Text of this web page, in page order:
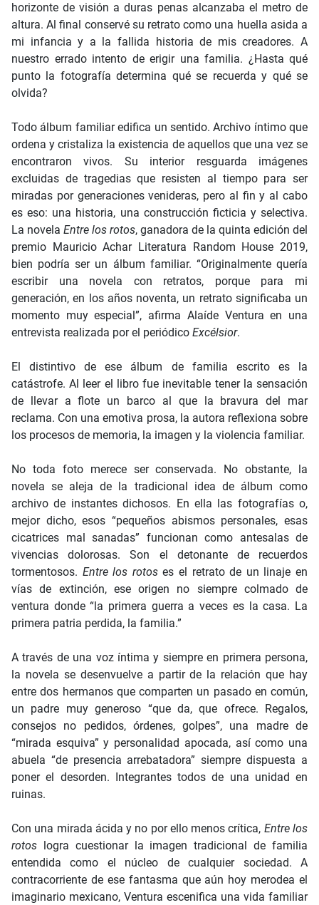
horizonte de visión a duras penas alcanzaba el metro de
altura. Al final conservé su retrato como una huella asida a
mi infancia y a la fallida historia de mis creadores. A
nuestro errado intento de erigir una familia. ¿Hasta qué
punto la fotografía determina qué se recuerda y qué se
olvida?
Todo álbum familiar edifica un sentido. Archivo íntimo que
ordena y cristaliza la existencia de aquellos que una vez se
encontraron vivos. Su interior resguarda imágenes
excluidas de tragedias que resisten al tiempo para ser
miradas por generaciones venideras, pero al fin y al cabo
es eso: una historia, una construcción ficticia y selectiva.
La novela Entre los rotos, ganadora de la quinta edición del
premio Mauricio Achar Literatura Random House 2019,
bien podría ser un álbum familiar. “Originalmente quería
escribir una novela con retratos, porque para mi
generación, en los años noventa, un retrato significaba un
momento muy especial”, afirma Alaíde Ventura en una
entrevista realizada por el periódico Excélsior.
El distintivo de ese álbum de familia escrito es la
catástrofe. Al leer el libro fue inevitable tener la sensación
de llevar a flote un barco al que la bravura del mar
reclama. Con una emotiva prosa, la autora reflexiona sobre
los procesos de memoria, la imagen y la violencia familiar.
No toda foto merece ser conservada. No obstante, la
novela se aleja de la tradicional idea de álbum como
archivo de instantes dichosos. En ella las fotografías o,
mejor dicho, esos “pequeños abismos personales, esas
cicatrices mal sanadas” funcionan como antesalas de
vivencias dolorosas. Son el detonante de recuerdos
tormentosos. Entre los rotoses el retrato de un linaje en
vías de extinción, ese origen no siempre colmado de
ventura donde “la primera guerra a veces es la casa. La
primera patria perdida, la familia.”
A través de una voz íntima y siempre en primera persona,
la novela se desenvuelve a partir de la relación que hay
entre dos hermanos que comparten un pasado en común,
un padre muy generoso “que da, que ofrece. Regalos,
consejos no pedidos, órdenes, golpes”, una madre de
“mirada esquiva” y personalidad apocada, así como una
abuela “de presencia arrebatadora” siempre dispuesta a
poner el desorden. Integrantes todos de una unidad en
ruinas.
Con una mirada ácida y no por ello menos crítica, Entre los
rotos logra cuestionar la imagen tradicional de familia
entendida como el núcleo de cualquier sociedad. A
contracorriente de ese fantasma que aún hoy merodea el
imaginario mexicano, Ventura escenifica una vida familiar